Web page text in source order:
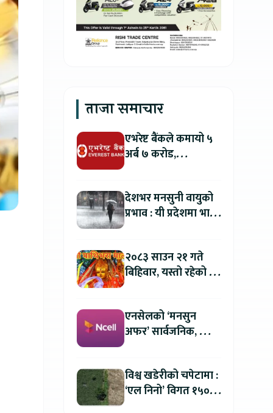
ताजा समाचार
एभरेष्ट बैंकले कमायो ५
अर्ब ७ करोड,
देशभर मनसुनी वायुको
प्रभाव : यी प्रदेशमा भारी
२०८३ साउन २१ गते
बिहिवार, यस्तो रहेको छ
एनसेलको ‘मनसुन
अफर’ सार्वजनिक, सिम
विश्व खडेरीको चपेटामा :
‘एल निनो’ विगत १५०